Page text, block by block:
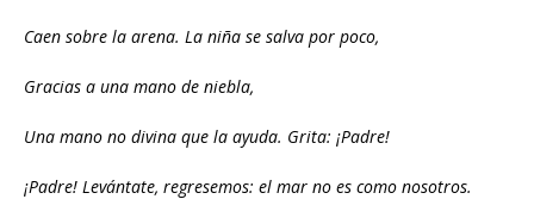
Caen sobre la arena. La niña se salva por poco,
Gracias a una mano de niebla,
Una mano no divina que la ayuda. Grita: ¡Padre!
¡Padre! Levántate, regresemos: el mar no es como nosotros.